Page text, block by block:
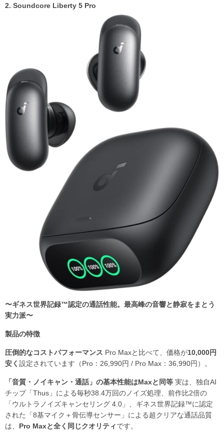
2. Soundcore Liberty 5 Pro
〜ギネス世界記録™認定の通話性能。最高峰の音響と静寂をまとう
実力派〜
製品の特徴
圧倒的なコストパフォーマンス Pro Maxと比べて、価格が10,000円
安く 設定されています（Pro：26,990円 / Pro Max：36,990円）。
「音質・ノイキャン・通話」の基本性能はMaxと同等 実は、独自AI
チップ「Thus」による毎秒38.4万回のノイズ処理、前作比2倍の
「ウルトラノイズキャンセリング 4.0」、ギネス世界記録™に認定
された「8基マイク＋骨伝導センサー」による超クリアな通話品質
は、 Pro Maxと全く同じクオリティです。